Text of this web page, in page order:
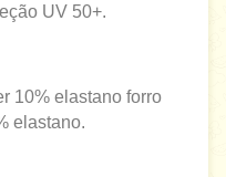
UV 50+.
10% elastano forro
elastano.